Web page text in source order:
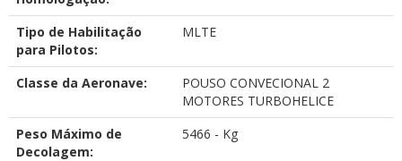
Tipo de Habilitação
para Pilotos:
MLTE
Classe da Aeronave:
POUSO CONVECIONAL 2
MOTORES TURBOHELICE
Peso Máximo de
Decolagem:
5466 - Kg